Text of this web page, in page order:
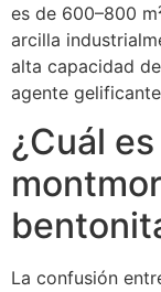
es de 600–800
arcilla
alta capacidad
agente
¿Cuál
La confusión